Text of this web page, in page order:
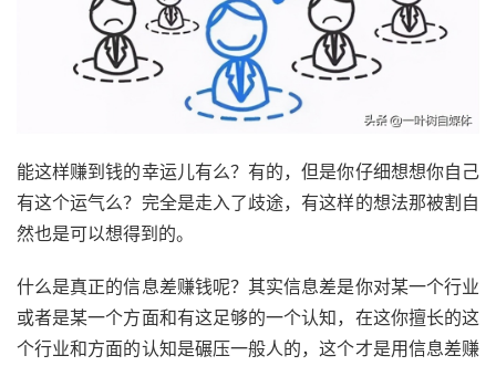
能这样赚到钱的幸运儿有么？有的，但是你仔细想想你自己
有这个运气么？完全是走入了歧途，有这样的想法那被割自
然也是可以想得到的。
什么是真正的信息差赚钱呢？其实信息差是你对某一个行业
或者是某一个方面和有这足够的一个认知，在这你擅长的这
个行业和方面的认知是碾压一般人的，这个才是用信息差赚